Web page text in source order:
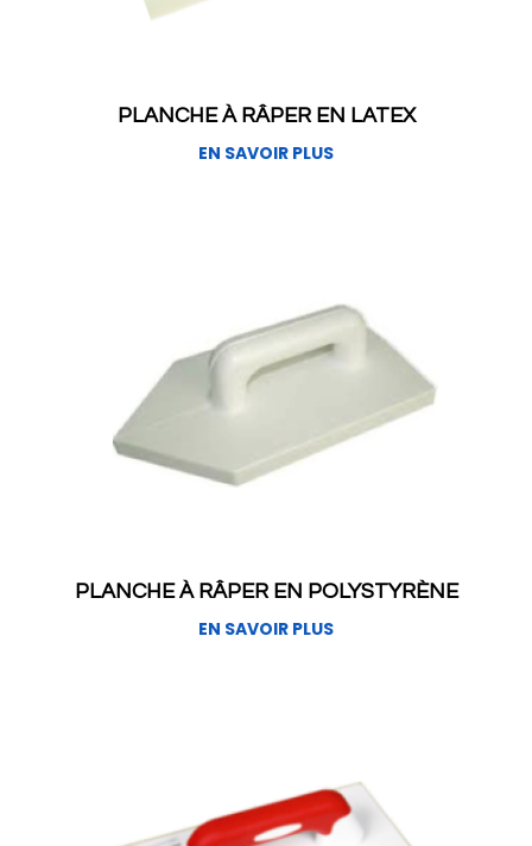
PLANCHE À RÂPER EN LATEX
EN SAVOIR PLUS
PLANCHE À RÂPER EN POLYSTYRÈNE
EN SAVOIR PLUS